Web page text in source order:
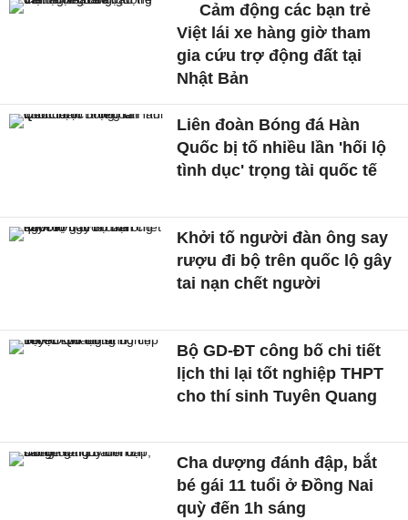
Cảm động các bạn trẻ
Việt lái xe hàng giờ tham
gia cứu trợ động đất tại
Nhật Bản
Liên đoàn Bóng đá Hàn
Quốc bị tố nhiều lần 'hối lộ
tình dục' trọng tài quốc tế
Khởi tố người đàn ông say
rượu đi bộ trên quốc lộ gây
tai nạn chết người
Bộ GD-ĐT công bố chi tiết
lịch thi lại tốt nghiệp THPT
cho thí sinh Tuyên Quang
Cha dượng đánh đập, bắt
bé gái 11 tuổi ở Đồng Nai
quỳ đến 1h sáng